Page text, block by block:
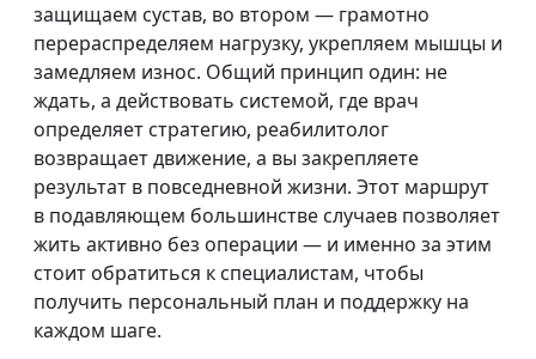
защищаем сустав, во втором — грамотно
перераспределяем нагрузку, укрепляем мышцы и
замедляем износ. Общий принцип один: не
ждать, а действовать системой, где врач
определяет стратегию, реабилитолог
возвращает движение, а вы закрепляете
результат в повседневной жизни. Этот маршрут
в подавляющем большинстве случаев позволяет
жить активно без операции — и именно за этим
стоит обратиться к специалистам, чтобы
получить персональный план и поддержку на
каждом шаге.